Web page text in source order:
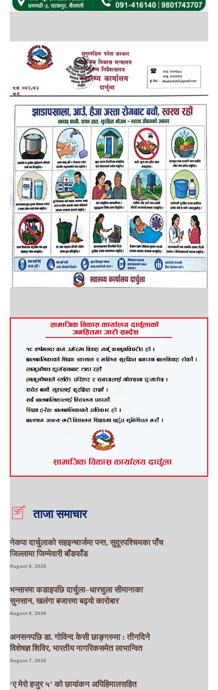
ताजा समाचार
नेकपा दार्चुलाको सहइन्चार्जमा पन्त, सुदूरपश्चिमका पाँच
जिल्लामा जिम्मेवारी बाँडफाँड
August 8, 2026
भन्सारमा कडाइपछि दार्चुला–धारचुला सीमानाका
सुनसान, खलंगा बजारमा बढ्यो कारोबार
August 8, 2026
अनसनपछि डा. गोविन्द केसी छाङ्गरुमा : तीनदिने
विशेषज्ञ शिविर, भारतीय नागरिकसमेत लाभान्वित
August 7, 2026
‘ए मेरो हजुर ५’ को छायांकन अपिहिमालसहित